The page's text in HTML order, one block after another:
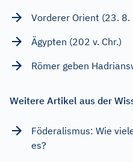
Vorderer Orient (23.
Ägypten (202 v. Chr.)
Römer geben
Weitere Artikel aus der
Föderalismus: Wie
es?